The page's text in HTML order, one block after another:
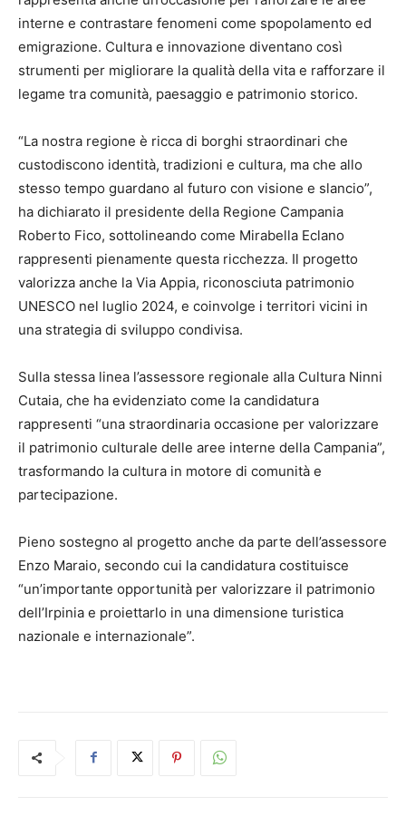
interne e contrastare fenomeni come spopolamento ed
emigrazione. Cultura e innovazione diventano così
strumenti per migliorare la qualità della vita e rafforzare il
legame tra comunità, paesaggio e patrimonio storico.
“La nostra regione è ricca di borghi straordinari che
custodiscono identità, tradizioni e cultura, ma che allo
stesso tempo guardano al futuro con visione e slancio”,
ha dichiarato il presidente della Regione Campania
Roberto Fico, sottolineando come Mirabella Eclano
rappresenti pienamente questa ricchezza. Il progetto
valorizza anche la Via Appia, riconosciuta patrimonio
UNESCO nel luglio 2024, e coinvolge i territori vicini in
una strategia di sviluppo condivisa.
Sulla stessa linea l’assessore regionale alla Cultura Ninni
Cutaia, che ha evidenziato come la candidatura
rappresenti “una straordinaria occasione per valorizzare
il patrimonio culturale delle aree interne della Campania”,
trasformando la cultura in motore di comunità e
partecipazione.
Pieno sostegno al progetto anche da parte dell’assessore
Enzo Maraio, secondo cui la candidatura costituisce
“un’importante opportunità per valorizzare il patrimonio
dell’Irpinia e proiettarlo in una dimensione turistica
nazionale e internazionale”.